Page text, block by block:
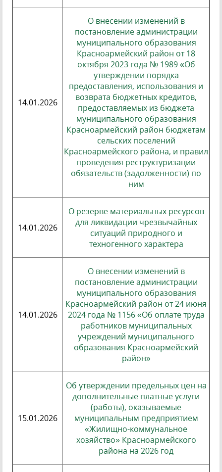
14.01.2026
О внесении изменений в
постановление администрации
муниципального образования
Красноармейский район от 18
октября 2023 года № 1989 «Об
утверждении порядка
предоставления, использования и
возврата бюджетных кредитов,
предоставляемых из бюджета
муниципального образования
Красноармейский район бюджетам
сельских поселений
Красноармейского района, и правил
проведения реструктуризации
обязательств (задолженности) по
ним
14.01.2026
О резерве материальных ресурсов
для ликвидации чрезвычайных
ситуаций природного и
техногенного характера
14.01.2026
О внесении изменений в
постановление администрации
муниципального образования
Красноармейский район от 24 июня
2024 года № 1156 «Об оплате труда
работников муниципальных
учреждений муниципального
образования Красноармейский
район»
15.01.2026
Об утверждении предельных цен на
дополнительные платные услуги
(работы), оказываемые
муниципальным предприятием
«Жилищно-коммунальное
хозяйство» Красноармейского
района на 2026 год